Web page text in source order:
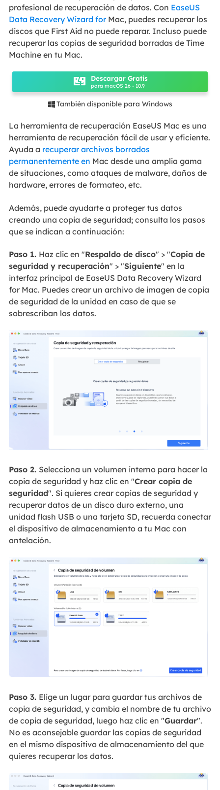
profesional de recuperación de datos. Con EaseUS
Data Recovery Wizard forMac, puedes recuperar los
discos que First Aid no puede reparar. Incluso puede
recuperar las copias de seguridad borradas de Time
Machine en tu Mac.
Descargar Gratis
para macOS 26 - 10.9
 También disponible para Windows
La herramienta de recuperación EaseUS Mac es una
herramienta de recuperación fácil de usar y eficiente.
Ayuda a recuperar archivos borrados
permanentemente en Mac desde una amplia gama
de situaciones, como ataques de malware, daños de
hardware, errores de formateo, etc.
Además, puede ayudarte a proteger tus datos
creando una copia de seguridad; consulta los pasos
que se indican a continuación:
Paso 1. Haz clic en "Respaldo de disco" > "Copia de
seguridad y recuperación" > "Siguiente" en la
interfaz principal de EaseUS Data Recovery Wizard
for Mac. Puedes crear un archivo de imagen de copia
de seguridad de la unidad en caso de que se
sobrescriban los datos.
Paso 2. Selecciona un volumen interno para hacer la
copia de seguridad y haz clic en "Crear copia de
seguridad". Si quieres crear copias de seguridad y
recuperar datos de un disco duro externo, una
unidad flash USB o una tarjeta SD, recuerda conectar
el dispositivo de almacenamiento a tu Mac con
antelación.
Paso 3. Elige un lugar para guardar tus archivos de
copia de seguridad, y cambia el nombre de tu archivo
de copia de seguridad, luego haz clic en "Guardar".
No es aconsejable guardar las copias de seguridad
en el mismo dispositivo de almacenamiento del que
quieres recuperar los datos.